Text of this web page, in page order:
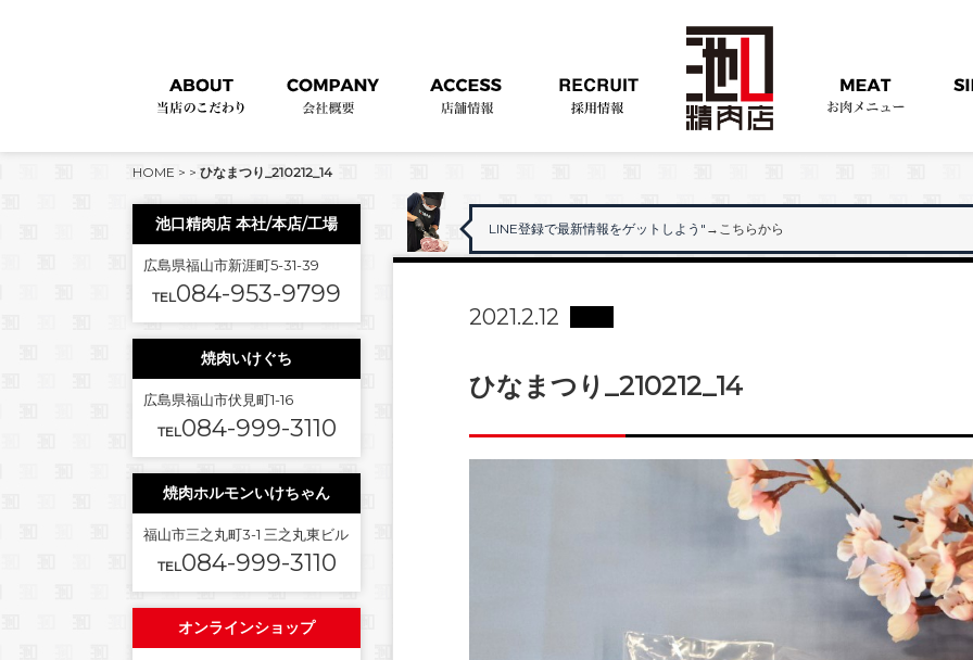
HOME > > ひなまつり_210212_14
LINE登録で最新情報をゲットしよう" →こちらから
2021.2.12
ひなまつり_210212_14
池口精肉店 本社/本店/工場
広島県福山市新涯町5-31-39
TEL084-953-9799
焼肉いけぐち
広島県福山市伏見町1-16
TEL084-999-3110
焼肉ホルモンいけちゃん
福山市三之丸町3-1 三之丸東ビル
TEL084-999-3110
オンラインショップ